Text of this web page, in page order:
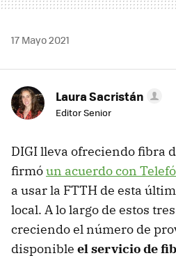
17 Mayo 2021
Laura Sacristán
Editor Senior
DIGI lleva ofreciendo fibra
firmóun acuerdo con
a usar la FTTH de esta
local. A lo largo de estos
creciendo el número de
disponible el servicio de